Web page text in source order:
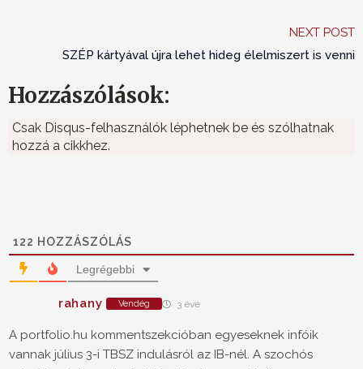
NEXT POST
SZÉP kártyával újra lehet hideg élelmiszert is venni
Hozzászólások:
Csak Disqus-felhasználók léphetnek be és szólhatnak
hozzá a cikkhez.
122 HOZZÁSZÓLÁS
Legrégebbi
rahany Vendég 3 éve
A portfolio.hu kommentszekcióban egyeseknek infóik
vannak július 3-i TBSZ indulásról az IB-nél. A szochós